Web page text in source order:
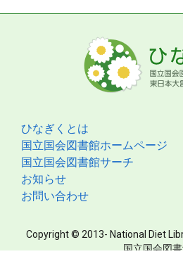
ひなぎくとは
国立国会図書館ホームページ
国立国会図書館サーチ
お知らせ
お問い合わせ
Copyright © 2013- National Diet